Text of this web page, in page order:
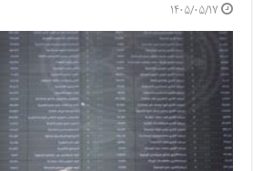
۱۴۰۵/۰۵/۱۷